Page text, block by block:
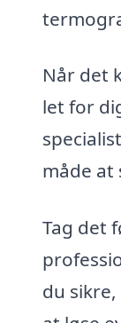
Når det
let for
måde at
Tag det
du